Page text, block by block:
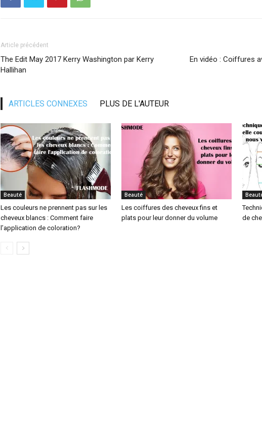
Article précédent
The Edit May 2017 Kerry Washington par Kerry
Hallihan
En vidéo : Coiffures
ARTICLES CONNEXES PLUS DE L'AUTEUR
Beauté
Les couleurs ne prennent pas sur les
cheveux blancs : Comment faire
l’application de coloration?
Beauté
Les coiffures des cheveux fins et
plats pour leur donner du volume
de